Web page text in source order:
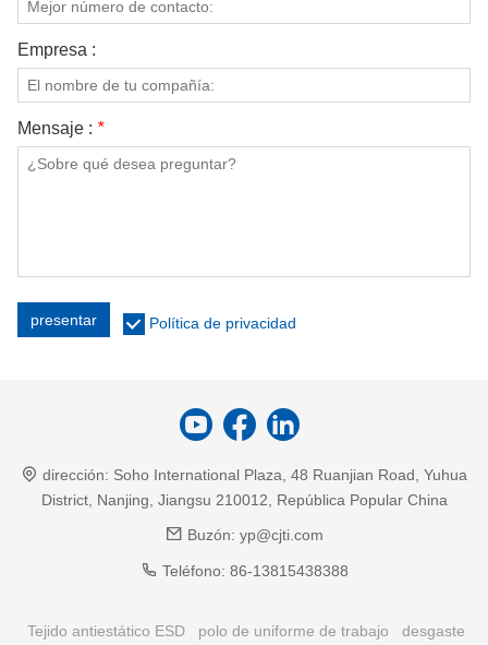
Empresa :
Mensaje : *
presentar Política de privacidad
dirección: Soho International Plaza, 48 Ruanjian Road, Yuhua
District, Nanjing, Jiangsu 210012, República Popular China
Buzón: yp@cjti.com
Teléfono: 86-13815438388
Tejido antiestático ESD polo de uniforme de trabajo desgaste